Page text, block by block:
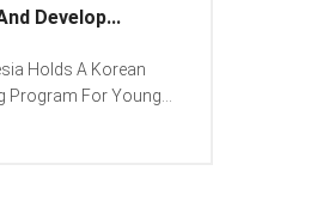
Develop...
Holds A Korean
Program For Young...